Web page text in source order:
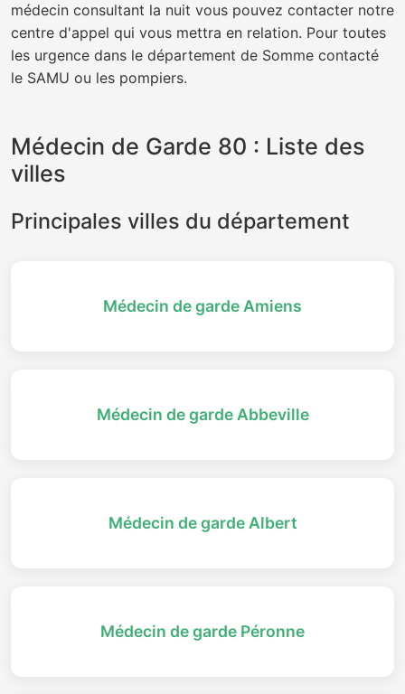
médecin consultant la nuit vous pouvez contacter notre
centre d'appel qui vous mettra en relation. Pour toutes
les urgence dans le département de Somme contacté
le SAMU ou les pompiers.
Médecin de Garde 80 : Liste des
villes
Principales villes du département
Médecin de garde Amiens
Médecin de garde Abbeville
Médecin de garde Albert
Médecin de garde Péronne